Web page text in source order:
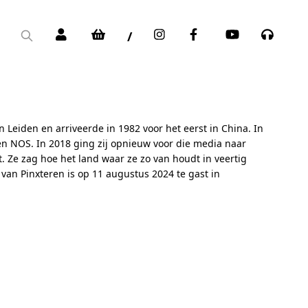
/
Leiden en arriveerde in 1982 voor het eerst in China. In
NOS. In 2018 ging zij opnieuw voor die media naar
Ze zag hoe het land waar ze zo van houdt in veertig
Pinxteren is op 11 augustus 2024 te gast in